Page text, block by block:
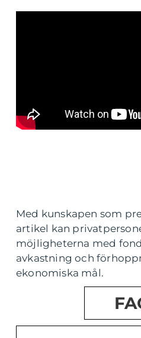
Med kunskapen som
artikel kan
möjligheterna med
avkastning och
ekonomiska mål.